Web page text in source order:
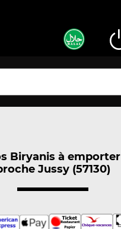
Biryanis à emporter
Jussy (57130)